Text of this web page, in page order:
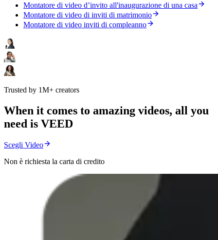
Montatore di video d’invito all'inaugurazione di una casa
Montatore di video di inviti di matrimonio
Montatore di video inviti di compleanno
Trusted by 1M+ creators
When it comes to amazing videos, all you
need is VEED
Scegli Video
Non è richiesta la carta di credito